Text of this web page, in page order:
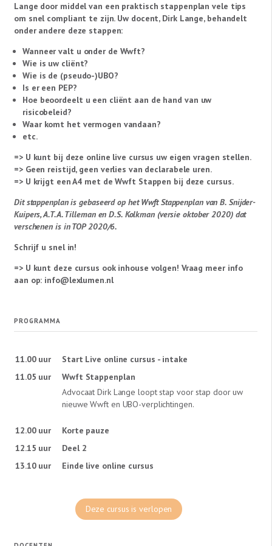
Lange door middel van een praktisch stappenplan vele tips
om snel compliant te zijn. Uw docent, Dirk Lange, behandelt
onder andere deze stappen:
Wanneer valt u onder de Wwft?
Wie is uw cliënt?
Wie is de (pseudo-)UBO?
Is er een PEP?
Hoe beoordeelt u een cliënt aan de hand van uw
risicobeleid?
Waar komt het vermogen vandaan?
etc.
=> U kunt bij deze online live cursus uw eigen vragen stellen.
=> Geen reistijd, geen verlies van declarabele uren.
=> U krijgt een A4 met de Wwft Stappen bij deze cursus.
Dit stappenplan is gebaseerd op het Wwft Stappenplan van B. Snijder-
Kuipers, A.T.A. Tilleman en D.S. Kolkman (versie oktober 2020) dat
verschenen is in TOP 2020/6.
Schrijf u snel in!
=> U kunt deze cursus ook inhouse volgen! Vraag meer info
aan op: info@lexlumen.nl
PROGRAMMA
11.00 uur
Start Live online cursus - intake
11.05 uur
Wwft Stappenplan
Advocaat Dirk Lange loopt stap voor stap door uw
nieuwe Wwft en UBO-verplichtingen.
12.00 uur
Korte pauze
12.15 uur
Deel 2
13.10 uur
Einde live online cursus
Deze cursus is verlopen